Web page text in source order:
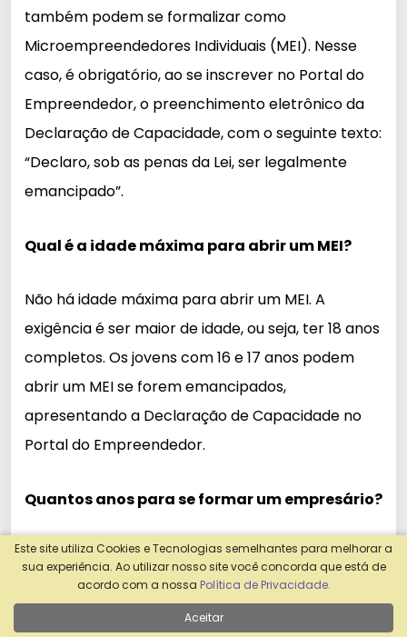
também podem se formalizar como
Microempreendedores Individuais (MEI). Nesse
caso, é obrigatório, ao se inscrever no Portal do
Empreendedor, o preenchimento eletrônico da
Declaração de Capacidade, com o seguinte texto:
“Declaro, sob as penas da Lei, ser legalmente
emancipado”.
Qual é a idade máxima para abrir um MEI?
Não há idade máxima para abrir um MEI. A
exigência é ser maior de idade, ou seja, ter 18 anos
completos. Os jovens com 16 e 17 anos podem
abrir um MEI se forem emancipados,
apresentando a Declaração de Capacidade no
Portal do Empreendedor.
Quantos anos para se formar um empresário?
O curso de empreendedorismo tem uma
formação média de dois anos, que oferece uma
abordagem dinâmica e prática. Ele capacita os
Este site utiliza Cookies e Tecnologias semelhantes para melhorar a
sua experiência. Ao utilizar nosso site você concorda que está de
acordo com a nossa Política de Privacidade.
Aceitar